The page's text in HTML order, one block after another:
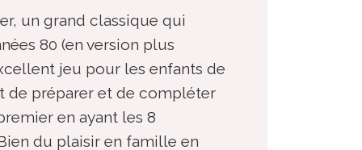
un grand classique qui
80 (en version plus
jeu pour les enfants de
de préparer et de compléter
en ayant les 8
du plaisir en famille en